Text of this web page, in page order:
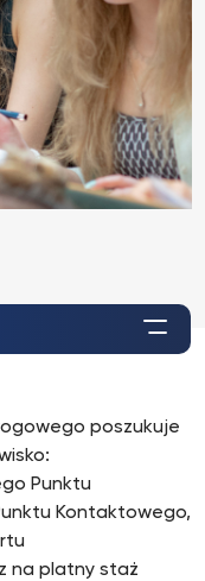
poszukuje
Punktu
Kontaktowego,
na platny staż